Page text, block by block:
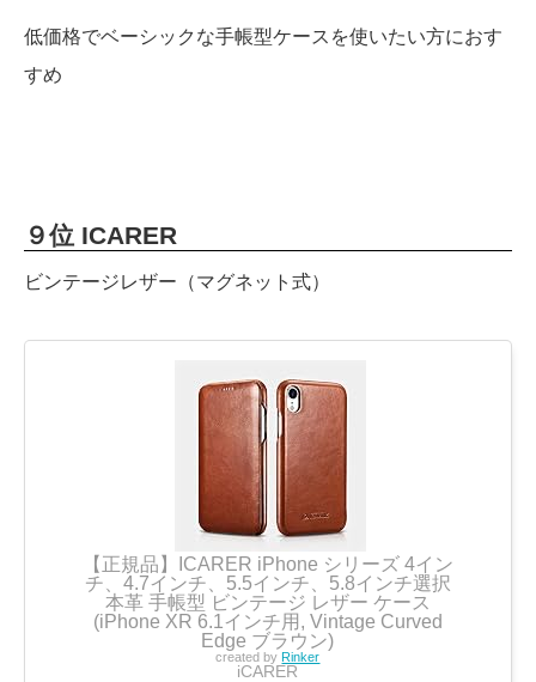
低価格でベーシックな手帳型ケースを使いたい方におす
すめ
９位 ICARER
ビンテージレザー（マグネット式）
【正規品】ICARER iPhone シリーズ 4イン
チ、4.7インチ、5.5インチ、5.8インチ選択
本革 手帳型 ビンテージ レザー ケース
(iPhone XR 6.1インチ用, Vintage Curved
Edge ブラウン)
created byRinker
iCARER